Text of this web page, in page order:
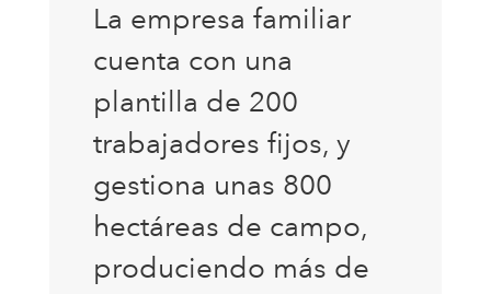
La empresa familiar
cuenta con una
plantilla de 200
trabajadores fijos, y
gestiona unas 800
hectáreas de campo,
produciendo más de